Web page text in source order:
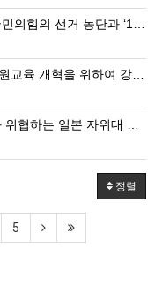
교육감후보의 몰염치함을 강력히 규탄한다!
하여 강삼영 후보를 지지합니다!!
원 노동자의 이름으로 단호히 거부한다!
정렬
5